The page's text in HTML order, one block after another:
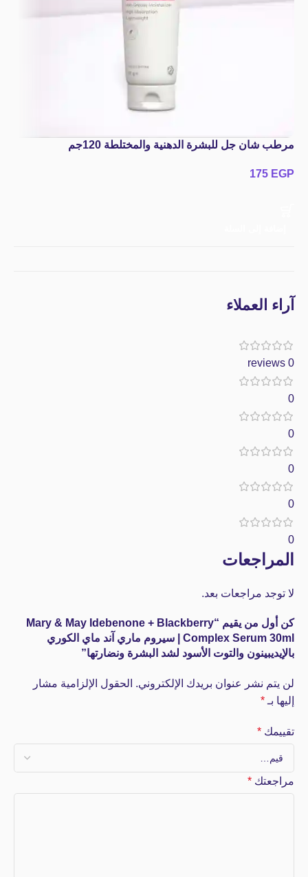
مرطب شان جل للبشرة الدهنية والمختلطة 120جم
175 EGP
آراء العملاء
0 reviews
0
0
0
0
0
المراجعات
لا توجد مراجعات بعد.
كن أول من يقيم “Mary & May Idebenone + Blackberry
Complex Serum 30ml | سيروم ماري آند ماي الكوري
بالإيديبينون والتوت الأسود لشد البشرة ونضارتها”
لن يتم نشر عنوان بريدك الإلكتروني. الحقول الإلزامية مشار
إليها بـ *
تقييمك *
مراجعتك *